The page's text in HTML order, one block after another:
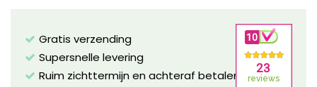
Gratis verzending
Supersnelle levering
Ruim zichttermijn en achteraf betalen mogelijk!